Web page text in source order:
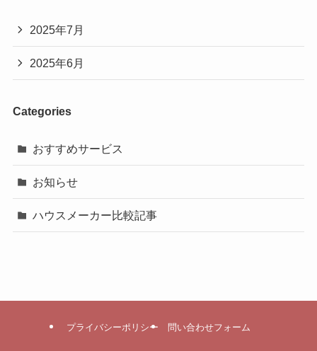
2025年7月
2025年6月
Categories
おすすめサービス
お知らせ
ハウスメーカー比較記事
プライバシーポリシー 問い合わせフォーム